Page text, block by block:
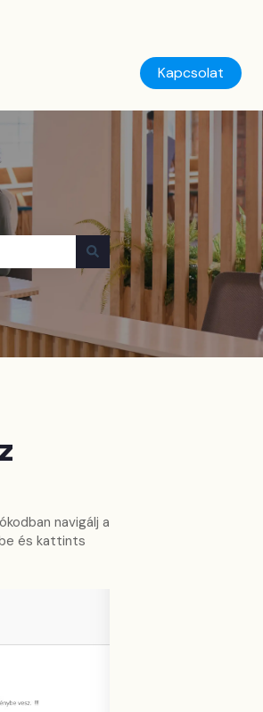
Kapcsolat
navigálj a
és kattints